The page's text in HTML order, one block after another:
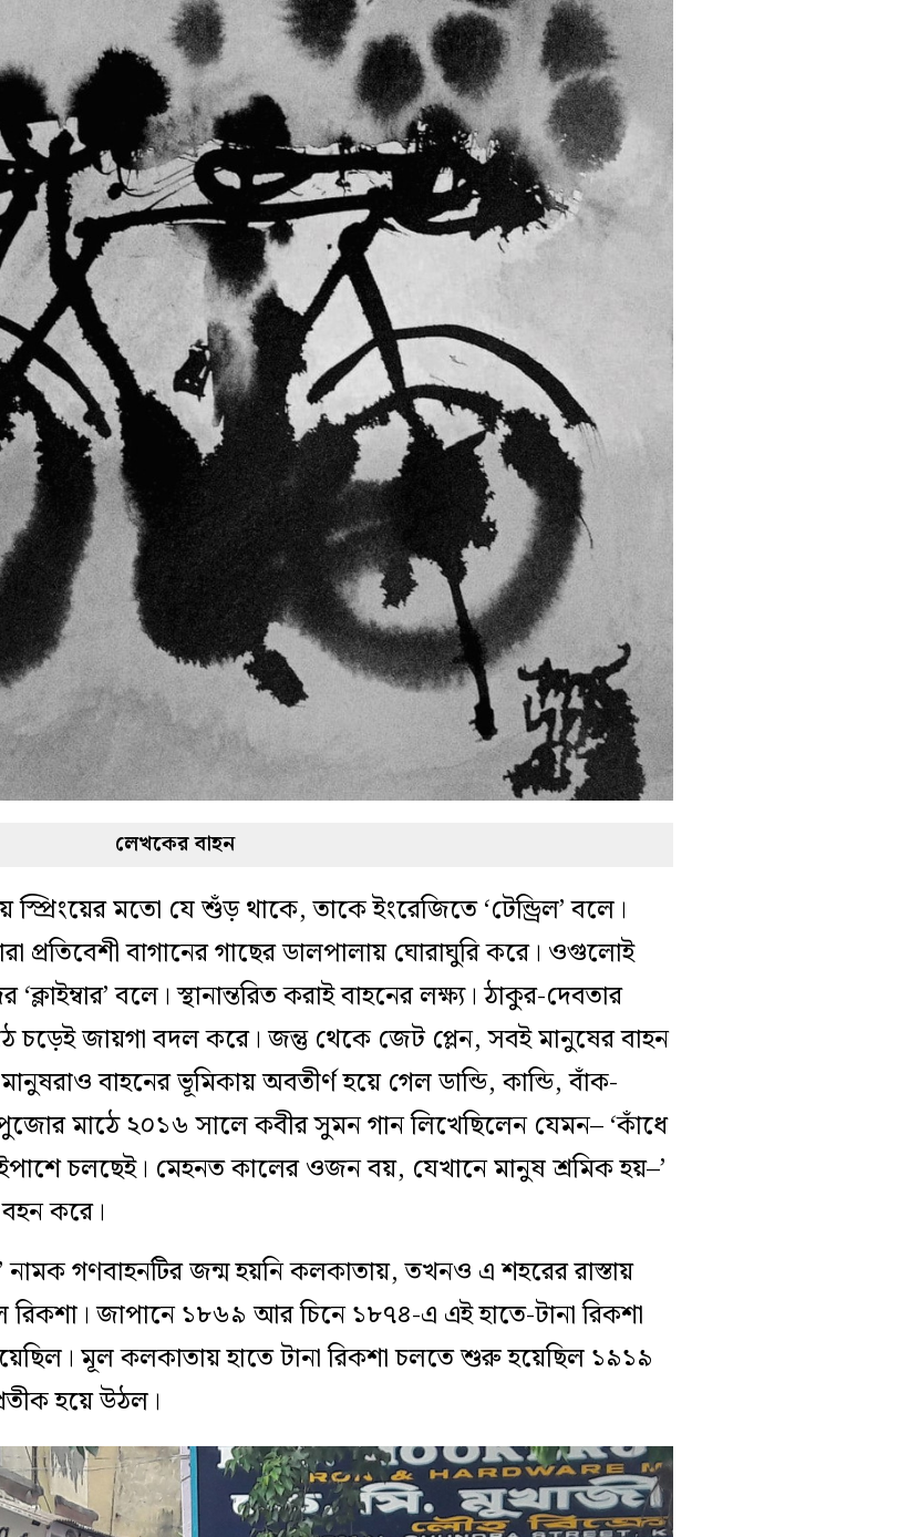
লেখকের বাহন
মতো যে শুঁড় থাকে, তাকে ইংরেজিতে ‘টেন্ড্রিল’ বলে।
প্রতিবেশী বাগানের গাছের ডালপালায় ঘোরাঘুরি করে। ওগুলোই
বলে। স্থানান্তরিত করাই বাহনের লক্ষ্য। ঠাকুর-দেবতার
চড়েই জায়গা বদল করে। জন্তু থেকে জেট প্লেন, সবই মানুষের বাহন
বাহনের ভূমিকায় অবতীর্ণ হয়ে গেল ডান্ডি, কান্ডি, বাঁক-
মাঠে ২০১৬ সালে কবীর সুমন গান লিখেছিলেন যেমন– ‘কাঁধে
চলছেই। মেহনত কালের ওজন বয়, যেখানে মানুষ শ্রমিক হয়–’
করে।
গণবাহনটির জন্ম হয়নি কলকাতায়, তখনও এ শহরের রাস্তায়
রিকশা। জাপানে ১৮৬৯ আর চিনে ১৮৭৪-এ এই হাতে-টানা রিকশা
মূল কলকাতায় হাতে টানা রিকশা চলতে শুরু হয়েছিল ১৯১৯
হয়ে উঠল।